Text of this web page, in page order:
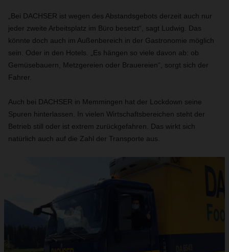
„Bei DACHSER ist wegen des Abstandsgebots derzeit auch nur
jeder zweite Arbeitsplatz im Büro besetzt“, sagt Ludwig. Das
könnte doch auch im Außenbereich in der Gastronomie möglich
sein. Oder in den Hotels. „Es hängen so viele davon ab: ob
Gemüsebauern, Metzgereien oder Brauereien“, sorgt sich der
Fahrer.
Auch bei DACHSER in Memmingen hat der Lockdown seine
Spuren hinterlassen. In vielen Wirtschaftsbereichen steht der
Betrieb still oder ist extrem zurückgefahren. Das wirkt sich
natürlich auch auf die Zahl der Transporte aus.